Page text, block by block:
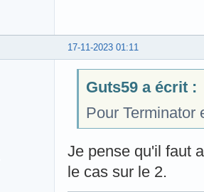
17-11-2023 01:11
Guts59 a écrit :
Pour Terminator
Je pense qu'il faut
le cas sur le 2.